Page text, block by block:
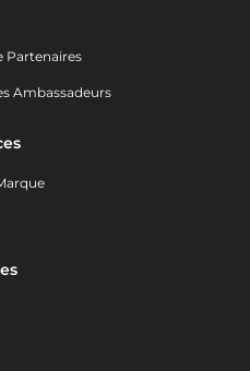
Partenaires
Ambassadeurs